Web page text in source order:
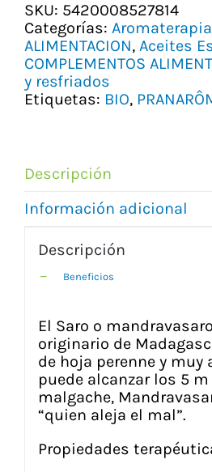
PRANAROM
cantidad
SKU: 5420008527814
Categorías: Aromaterapia
ALIMENTACION, Aceites
COMPLEMENTOS
y resfriados
Etiquetas: BIO,
Descripción
Información adicional
Descripción
Beneficios
El Saro o
originario de
de hoja perenne y muy
puede alcanzar los 5
malgache,
“quien aleja el mal”.
Propiedades